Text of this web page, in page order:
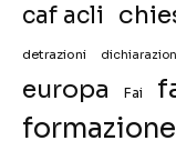
caf acli
detrazioni
europa Fai
formazione